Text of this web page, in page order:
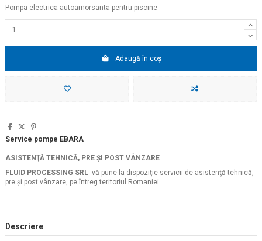
Pompa electrica autoamorsanta pentru piscine
Adaugă în coș
Service pompe EBARA
ASISTENŢĂ TEHNICĂ, PRE ŞI POST VÂNZARE
FLUID PROCESSING SRL vă pune la dispoziţie servicii de asistenţă tehnică,
pre şi post vânzare, pe întreg teritoriul Romaniei.
Descriere